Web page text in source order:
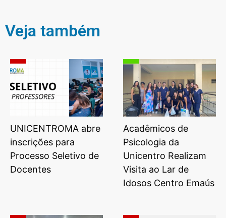
Veja também
UNICENTROMA abre
inscrições para
Processo Seletivo de
Acadêmicos de
Psicologia da
Unicentro Realizam
Visita ao Lar de